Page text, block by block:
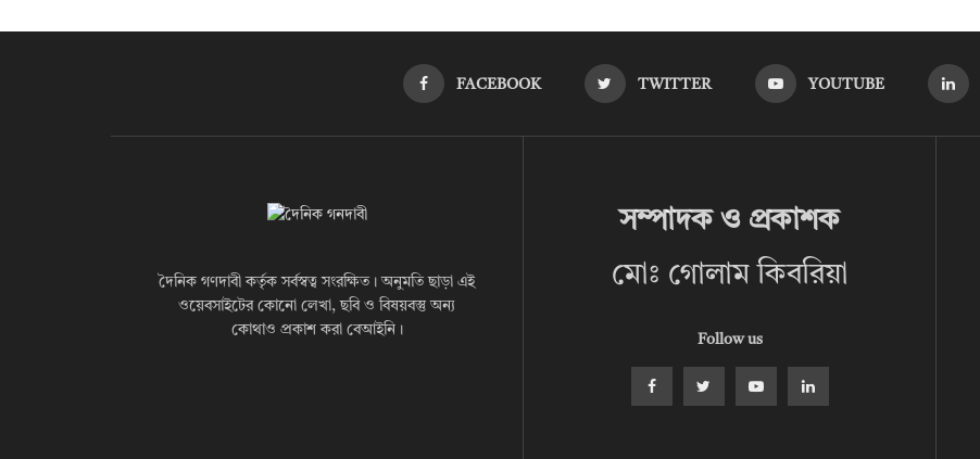
FACEBOOK TWITTER YOUTUBE
দৈনিক গণদাবী কর্তৃক সর্বস্বত্ব সংরক্ষিত। অনুমতি ছাড়া এই
ওয়েবসাইটের কোনো লেখা, ছবি ও বিষয়বস্তু অন্য
কোথাও প্রকাশ করা বেআইনি।
সম্পাদক ও প্রকাশক
মোঃ গোলাম কিবরিয়া
Follow us